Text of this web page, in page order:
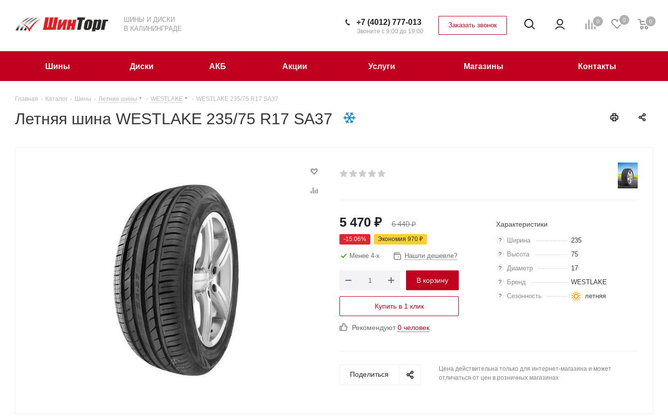
ШИНЫ И ДИСКИ
В КАЛИНИНГРАДЕ
0 0 0
+7 (4012) 777-013
Звоните с 9:00 до 19:00
Заказать звонок
Шины Диски АКБ Акции Услуги Магазины Контакты
Главная - Каталог - Шины - Летние шины - WESTLAKE - WESTLAKE 235/75 R17 SA37
Летняя шина WESTLAKE 235/75 R17 SA37
5 470 ₽ 6 440₽
-15.06% Экономия 970 ₽
Менее 4-х Нашли дешевле?
В корзину
Купить в 1 клик
Рекомендуют0 человек
Характеристики
? Ширина 235
? Высота 75
? Диаметр 17
? Бренд WESTLAKE
? Сезонность летняя
Поделиться
Цена действительна только для интернет-магазина и может
отличаться от цен в розничных магазинах